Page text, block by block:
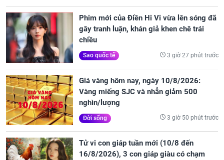
Phim mới của Điền Hi Vi vừa lên sóng đã
gây tranh luận, khán giả khen chê trái
chiều
Sao quốc tế 3 giờ 27 phút trước
Giá vàng hôm nay, ngày 10/8/2026:
Vàng miếng SJC và nhẫn giảm 500
nghìn/lượng
Đời sống 3 giờ 50 phút trước
Tử vi con giáp tuần mới (10/8 đến
16/8/2026), 3 con giáp giàu có chạm